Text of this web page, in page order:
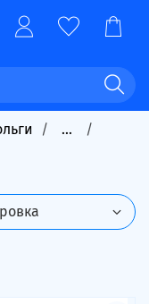
...